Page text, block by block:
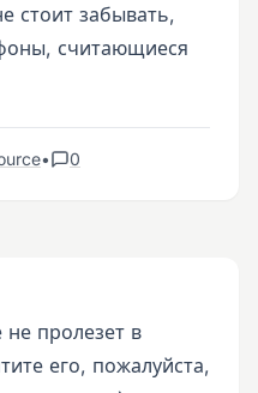
стоит забывать,
считающиеся
• 0
пролезет в
его, пожалуйста,